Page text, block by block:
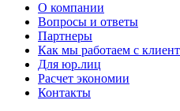
О компании
Вопросы и ответы
Партнеры
Как мы работаем с
Для юр.лиц
Расчет экономии
Контакты